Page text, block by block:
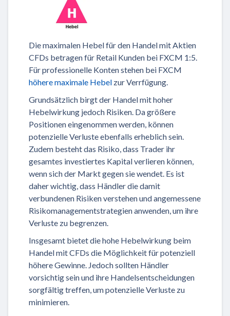
Die maximalen Hebel für den Handel mit Aktien
CFDs betragen für Retail Kunden bei FXCM 1:5.
Für professionelle Konten stehen bei FXCM
höhere maximale Hebel zur Verrfügung.
Grundsätzlich birgt der Handel mit hoher
Hebelwirkung jedoch Risiken. Da größere
Positionen eingenommen werden, können
potenzielle Verluste ebenfalls erheblich sein.
Zudem besteht das Risiko, dass Trader ihr
gesamtes investiertes Kapital verlieren können,
wenn sich der Markt gegen sie wendet. Es ist
daher wichtig, dass Händler die damit
verbundenen Risiken verstehen und angemessene
Risikomanagementstrategien anwenden, um ihre
Verluste zu begrenzen.
Insgesamt bietet die hohe Hebelwirkung beim
Handel mit CFDs die Möglichkeit für potenziell
höhere Gewinne. Jedoch sollten Händler
vorsichtig sein und ihre Handelsentscheidungen
sorgfältig treffen, um potenzielle Verluste zu
minimieren.